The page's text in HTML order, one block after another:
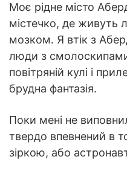
Моє рідне місто
містечко, де живуть
мозком. Я втік з
люди з
повітряній кулі і
брудна фантазія.
Поки мені не
твердо впевнений в
зіркою, або